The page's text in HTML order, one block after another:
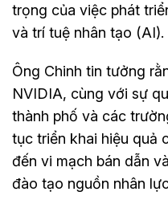
trọng của việc phát
và trí tuệ nhân tạo (AI).
Ông Chinh tin tưởng
NVIDIA, cùng với sự
thành phố và các
tục triển khai hiệu quả
đến vi mạch bán dẫn
đào tạo nguồn nhân